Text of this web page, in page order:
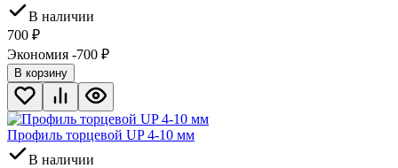
В наличии
700 ₽
Экономия -700 ₽
В корзину
Профиль торцевой UP 4-10 мм
В наличии